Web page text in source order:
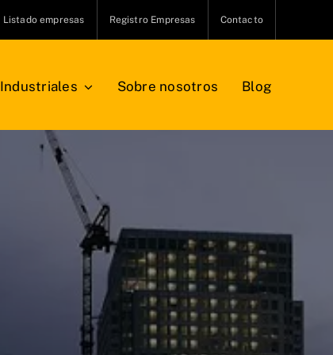
Listado empresas Registro Empresas Contacto
Industriales Sobre nosotros Blog